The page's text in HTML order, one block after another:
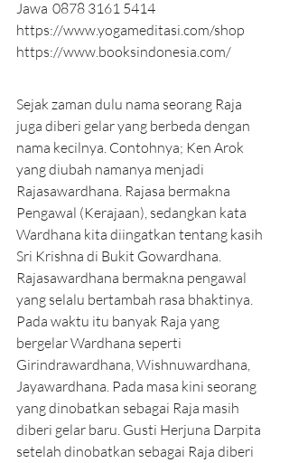
Jawa	0878 3161 5414
https://www.yogameditasi.com/shop
https://www.booksindonesia.com/
Sejak zaman dulu nama seorang Raja
juga diberi gelar yang berbeda dengan
nama kecilnya. Contohnya; Ken Arok
yang diubah namanya menjadi
Rajasawardhana. Rajasa bermakna
Pengawal (Kerajaan), sedangkan kata
Wardhana kita diingatkan tentang kasih
Sri Krishna di Bukit Gowardhana.
Rajasawardhana bermakna pengawal
yang selalu bertambah rasa bhaktinya.
Pada waktu itu banyak Raja yang
bergelar Wardhana seperti
Girindrawardhana, Wishnuwardhana,
Jayawardhana. Pada masa kini seorang
yang dinobatkan sebagai Raja masih
diberi gelar baru. Gusti Herjuna Darpita
setelah dinobatkan sebagai Raja diberi